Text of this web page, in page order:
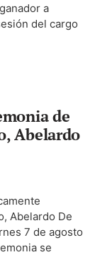
a
del cargo
de
Abelardo
Abelardo De
7 de agosto
se